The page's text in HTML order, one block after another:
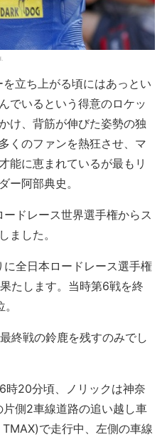
立ち上がる頃にはあっとい
でいるという得意のロケッ
け、背筋が伸びた姿勢の独
くのファンを熱狂させ、マ
能に恵まれているが最もリ
ー阿部典史。
ドレース世界選手権からス
ました。
全日本ロードレース選手権
たします。当時第6戦を終
終戦の鈴鹿を残すのみでし
時20分頃、ノリックは神奈
側2車線道路の追い越し車
で走行中、左側の車線